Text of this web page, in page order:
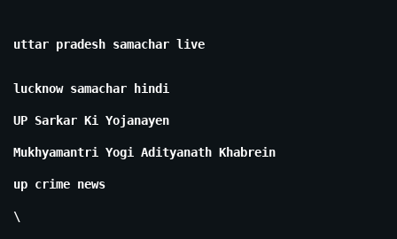
uttar pradesh samachar live
lucknow samachar hindi
UP Sarkar Ki Yojanayen
Mukhyamantri Yogi Adityanath Khabrein
up crime news
\